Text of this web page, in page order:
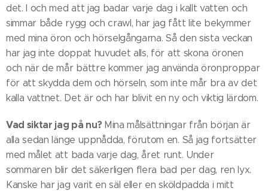
det. I och med att jag badar varje dag i kallt vatten och
simmar både rygg och crawl, har jag fått lite bekymmer
med mina öron och hörselgångarna. Så den sista veckan
har jag inte doppat huvudet alls, för att skona öronen
och när de mår bättre kommer jag använda öronproppar
för att skydda dem och hörseln, som inte mår bra av det
kalla vattnet. Det är och har blivit en ny och viktig lärdom.
Vad siktar jag på nu? Mina målsättningar från början är
alla sedan länge uppnådda, förutom en. Så jag fortsätter
med målet att bada varje dag, året runt. Under
sommaren blir det säkerligen flera bad per dag, ren lyx.
Kanske har jag varit en säl eller en sköldpadda i mitt